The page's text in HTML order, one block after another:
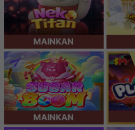
MAINKAN
MAINKAN